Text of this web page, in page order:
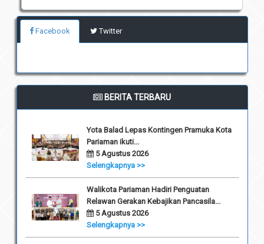
Facebook Twitter
BERITA TERBARU
Yota Balad Lepas Kontingen Pramuka Kota
Pariaman ikuti...
5 Agustus 2026
Selengkapnya >>
Walikota Pariaman Hadiri Penguatan
Relawan Gerakan Kebajikan Pancasila...
5 Agustus 2026
Selengkapnya >>